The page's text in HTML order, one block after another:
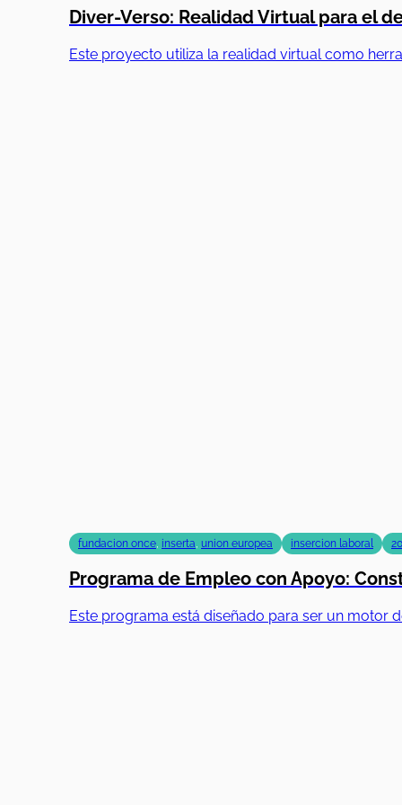
Diver-Verso: Realidad Virtual para el
Este proyecto utiliza la realidad virtual como
fundacion once, inserta, union europea insercion laboral
Programa de Empleo con Apoyo:
Este programa está diseñado para ser un motor